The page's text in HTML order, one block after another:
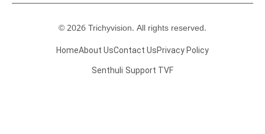
© 2026 Trichyvision. All rights reserved.
HomeAbout UsContact UsPrivacy Policy
Senthuli Support TVF